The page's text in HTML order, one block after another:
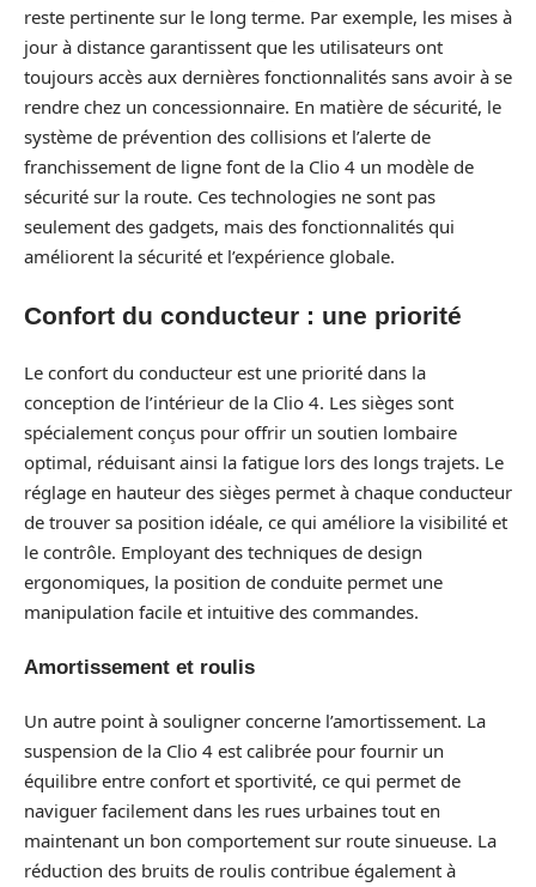
reste pertinente sur le long terme. Par exemple, les mises à
jour à distance garantissent que les utilisateurs ont
toujours accès aux dernières fonctionnalités sans avoir à se
rendre chez un concessionnaire. En matière de sécurité, le
système de prévention des collisions et l’alerte de
franchissement de ligne font de la Clio 4 un modèle de
sécurité sur la route. Ces technologies ne sont pas
seulement des gadgets, mais des fonctionnalités qui
améliorent la sécurité et l’expérience globale.
Confort du conducteur : une priorité
Le confort du conducteur est une priorité dans la
conception de l’intérieur de la Clio 4. Les sièges sont
spécialement conçus pour offrir un soutien lombaire
optimal, réduisant ainsi la fatigue lors des longs trajets. Le
réglage en hauteur des sièges permet à chaque conducteur
de trouver sa position idéale, ce qui améliore la visibilité et
le contrôle. Employant des techniques de design
ergonomiques, la position de conduite permet une
manipulation facile et intuitive des commandes.
Amortissement et roulis
Un autre point à souligner concerne l’amortissement. La
suspension de la Clio 4 est calibrée pour fournir un
équilibre entre confort et sportivité, ce qui permet de
naviguer facilement dans les rues urbaines tout en
maintenant un bon comportement sur route sinueuse. La
réduction des bruits de roulis contribue également à